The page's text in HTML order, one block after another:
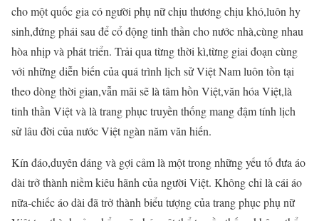
cho một quốc gia có người phụ nữ chịu thương chịu khó,luôn hy
sinh,đứng phái sau để cổ động tinh thần cho nước nhà,cùng nhau
hòa nhịp và phát triển. Trải qua từng thời kì,từng giai đoạn cùng
với những diễn biến của quá trình lịch sử Việt Nam luôn tồn tại
theo dòng thời gian,vẫn mãi sẽ là tâm hồn Việt,văn hóa Việt,là
tinh thần Việt và là trang phục truyền thống mang đậm tính lịch
sử lâu đời của nước Việt ngàn năm văn hiến.
Kín đáo,duyên dáng và gợi cảm là một trong những yếu tố đưa áo
dài trở thành niềm kiêu hãnh của người Việt. Không chỉ là cái áo
nữa-chiếc áo dài đã trở thành biểu tượng của trang phục phụ nữ